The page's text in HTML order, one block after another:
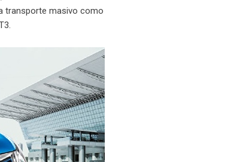
transporte masivo como